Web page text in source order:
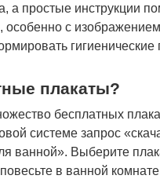
а простые инструкции
особенно с
гигиенические
плакаты?
бесплатных
системе запрос
ванной». Выберите
в ванной